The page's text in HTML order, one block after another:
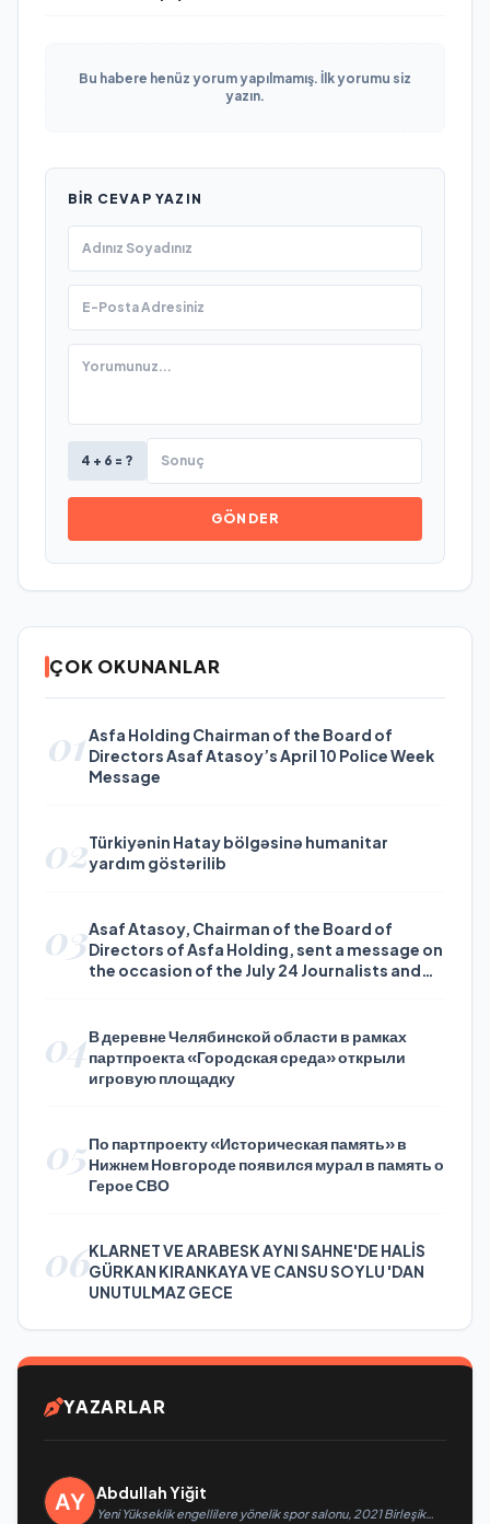
Bu habere henüz yorum yapılmamış. İlk yorumu siz
yazın.
BIR CEVAP YAZIN
4 + 6 = ?
GÖNDER
ÇOK OKUNANLAR
01Asfa Holding Chairman of the Board of
Directors Asaf Atasoy’s April 10 Police Week
Message
02Türkiyənin Hatay bölgəsinə humanitar
yardım göstərilib
03Asaf Atasoy, Chairman of the Board of
Directors of Asfa Holding, sent a message on
the occasion of the July 24 Journalists and
04В деревне Челябинской области в рамках
партпроекта «Городская среда» открыли
игровую площадку
05По партпроекту «Историческая память» в
Нижнем Новгороде появился мурал в память о
Герое СВО
06KLARNET VE ARABESK AYNI SAHNE'DE HALİS
GÜRKAN KIRANKAYA VE CANSU SOYLU 'DAN
UNUTULMAZ GECE
YAZARLAR
Abdullah Yiğit
Yeni Yükseklik engellilere yönelik spor salonu, 2021 Birleşik